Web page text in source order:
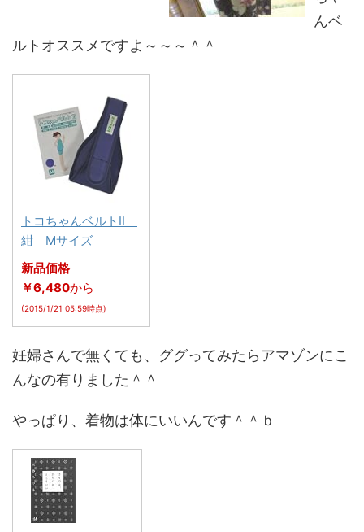
んベ
ルトオススメですよ～～～＾＾
トコちゃんベルトII
紺 Mサイズ
新品価格
￥6,480から
(2015/1/21 05:59時点)
妊婦さんで無くても、ググってみたらアマゾンにこ
んなの有りました＾＾
やっぱり、着物は体にいいんです＾＾ｂ